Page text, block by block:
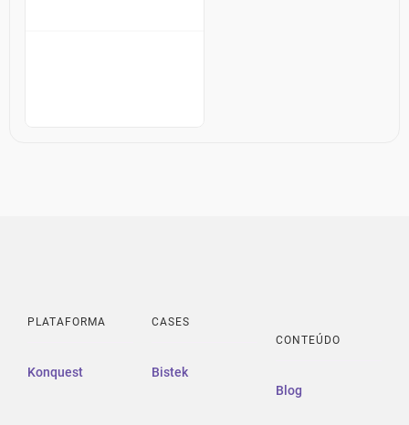
PLATAFORMA
Konquest
CASES
Bistek
CONTEÚDO
Blog